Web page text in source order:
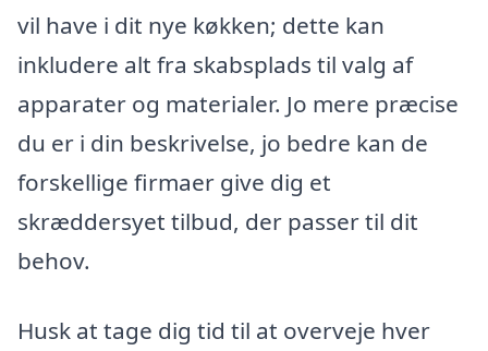
vil have i dit nye køkken; dette kan
inkludere alt fra skabsplads til valg af
apparater og materialer. Jo mere præcise
du er i din beskrivelse, jo bedre kan de
forskellige firmaer give dig et
skræddersyet tilbud, der passer til dit
behov.
Husk at tage dig tid til at overveje hver